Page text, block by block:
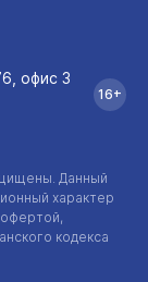
Данный
характер
офертой,
кодекса
офис 3
16+